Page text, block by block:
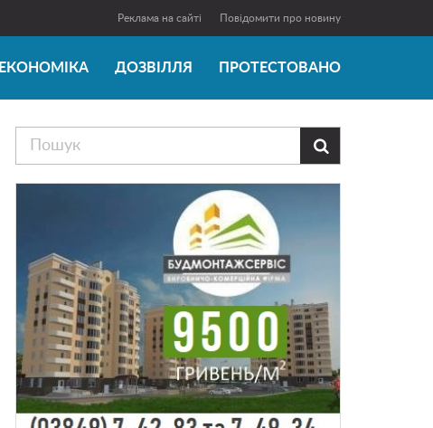
Реклама на сайті Повідомити про новину
ЕКОНОМІКА ДОЗВІЛЛЯ ПРОТЕСТОВАНО
